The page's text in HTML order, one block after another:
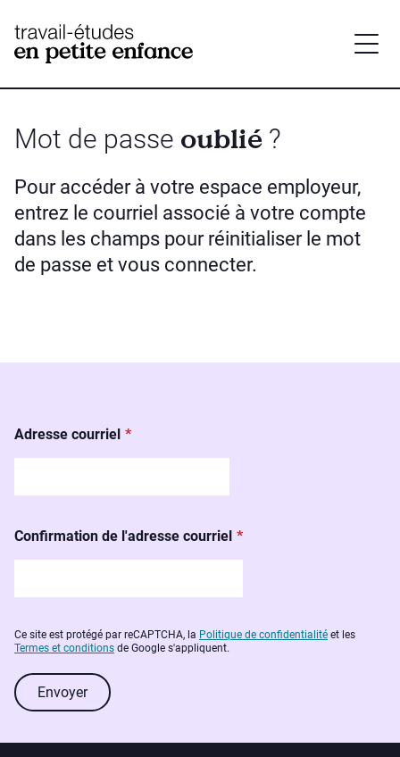
base.logo
Mot de passe oublié ?
Pour accéder à votre espace employeur,
entrez le courriel associé à votre compte
dans les champs pour réinitialiser le mot
de passe et vous connecter.
Adresse courriel
Confirmation de l'adresse courriel
Ce site est protégé par reCAPTCHA, la Politique de confidentialité et les
Termes et conditions de Google s'appliquent.
Envoyer